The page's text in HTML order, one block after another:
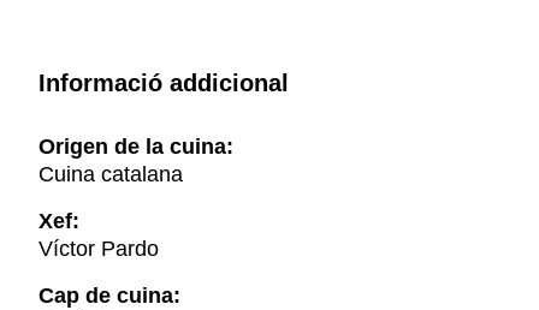
Informació addicional
Origen de la cuina:
Cuina catalana
Xef:
Víctor Pardo
Cap de cuina: